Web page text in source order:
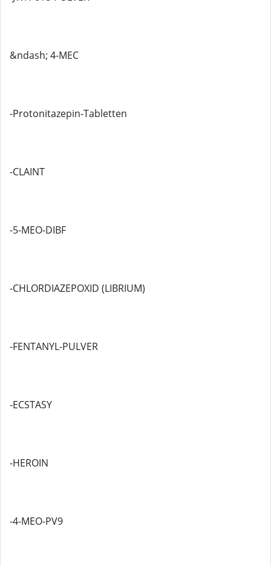
&ndash; 4-MEC
-Protonitazepin-Tabletten
-CLAINT
-5-MEO-DIBF
-CHLORDIAZEPOXID (LIBRIUM)
-FENTANYL-PULVER
-ECSTASY
-HEROIN
-4-MEO-PV9